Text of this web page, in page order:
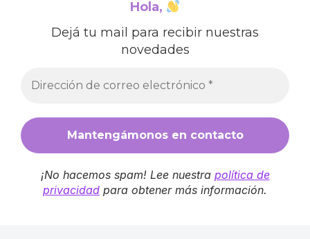
Hola,
Dejá tu mail para recibir nuestras
novedades
¡No hacemos spam! Lee nuestra política de
privacidad para obtener más información.